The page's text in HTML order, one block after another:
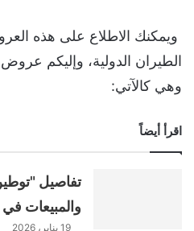
ويمكنك الاطلاع على هذه
الطيران الدولية، وإليكم
وهي كالآتي:
اقرأ أيضاً
والمبيعات
19 يناير، 2026